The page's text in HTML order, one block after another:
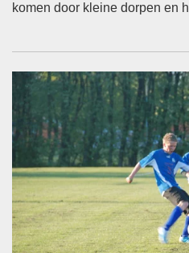
komen door kleine dorpen en